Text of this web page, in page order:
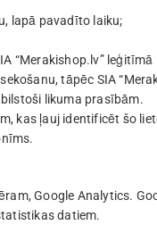
lapā pavadīto laiku;
“Merakishop.lv” leģitīmā
tāpēc SIA
likuma prasībām.
kas ļauj identificēt šo
Google Analytics.
datiem.